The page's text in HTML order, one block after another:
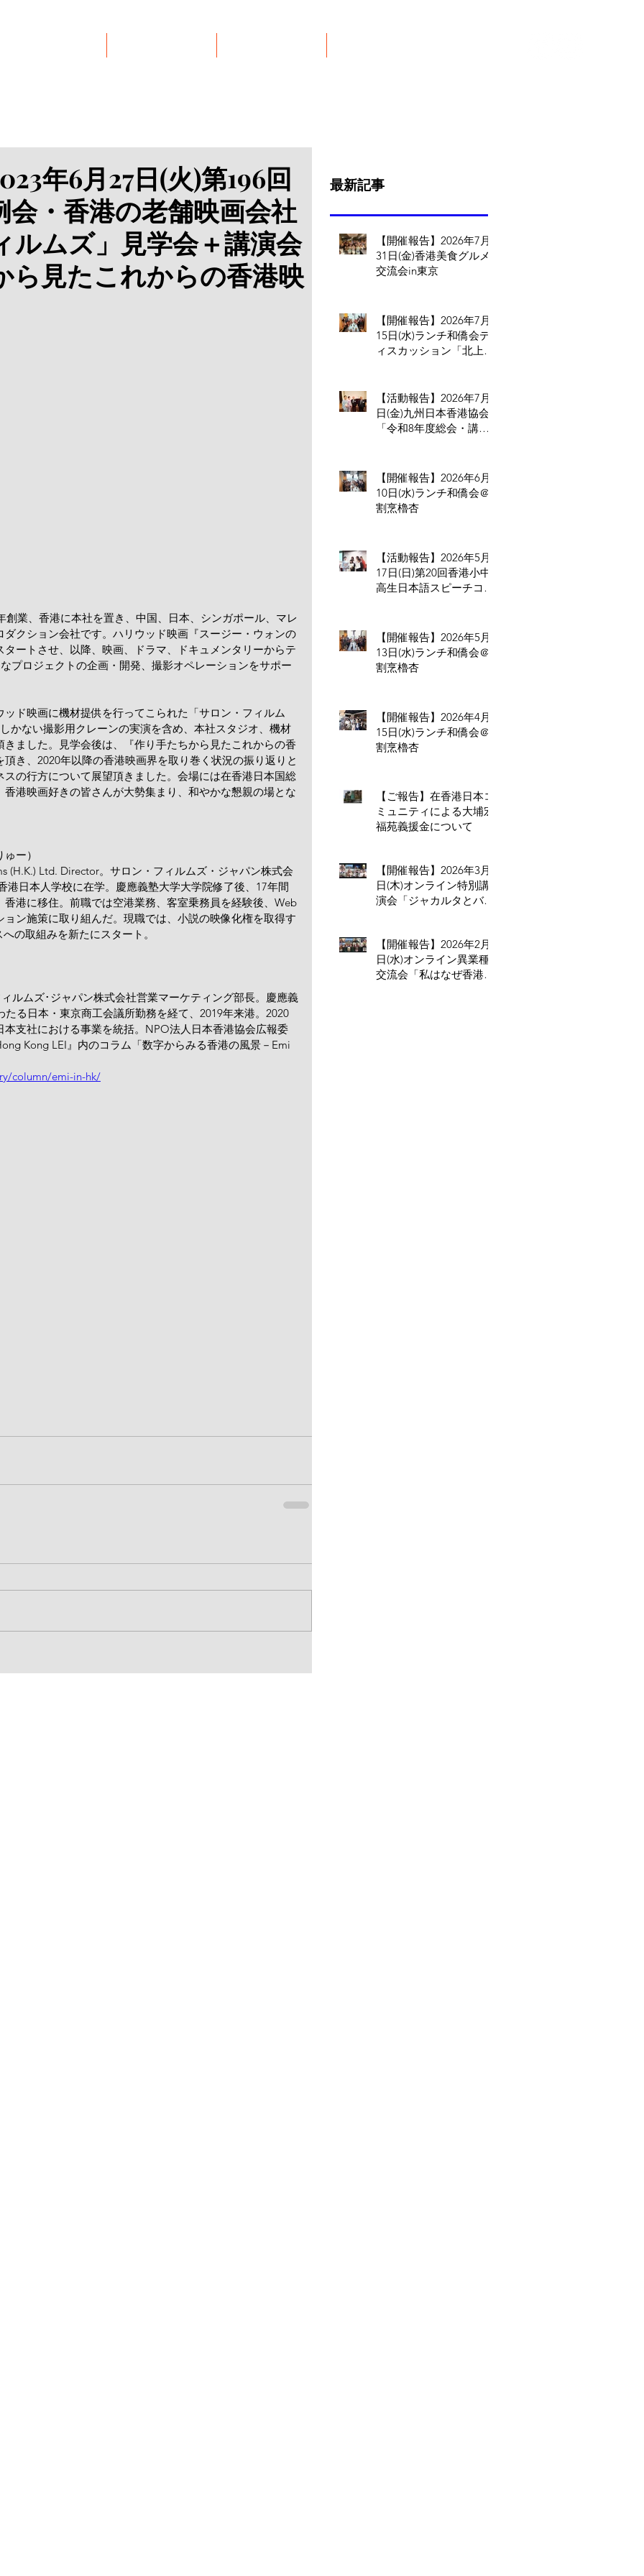
年6月27日(火)第196回
会・香港の老舗映画会社
ルムズ」見学会＋講演会
ら見たこれからの香港映
創業、香港に本社を置き、中国、日本、シンガポール、マレ
クション会社です。ハリウッド映画『スージー・ウォンの
ートさせ、以降、映画、ドラマ、ドキュメンタリーからテ
プロジェクトの企画・開発、撮影オペレーションをサポー
ド映画に機材提供を行ってこられた「サロン・フィルム
かない撮影用クレーンの実演を含め、本社スタジオ、機材
ました。見学会後は、『作り手たちから見たこれからの香
き、2020年以降の香港映画界を取り巻く状況の振り返りと
の行方について展望頂きました。会場には在香港日本国総
港映画好きの皆さんが大勢集まり、和やかな懇親の場とな
ー）
(H.K.) Ltd. Director。サロン・フィルムズ・ジャパン株式会
港日本人学校に在学。慶應義塾大学大学院修了後、17年間
港に移住。前職では空港業務、客室乗務員を経験後、Web
ン施策に取り組んだ。現職では、小説の映像化権を取得す
の取組みを新たにスタート。
ルムズ･ジャパン株式会社営業マーケティング部長。慶應義
る日本・東京商工会議所勤務を経て、2019年来港。2020
支社における事業を統括。NPO法人日本香港協会広報委
Kong LEI』内のコラム「数字からみる香港の風景－Emi
column/emi-in-hk/
最新記事
【開催報告】2026年7月
31日(金)香港美食グルメ
交流会in東京
【開催報告】2026年7月
15日(水)ランチ和僑会デ
ィスカッション「北上消
食業が考えるべきこと
【活動報告】2026年7月3
日(金)九州日本香港協会
「令和8年度総会・講演
【開催報告】2026年6月
10日(水)ランチ和僑会＠
割烹櫓杏
【活動報告】2026年5月
17日(日)第20回香港小中
高生日本語スピーチコン
【開催報告】2026年5月
13日(水)ランチ和僑会＠
割烹櫓杏
【開催報告】2026年4月
15日(水)ランチ和僑会＠
割烹櫓杏
【ご報告】在香港日本コ
ミュニティによる大埔宏
福苑義援金について
【開催報告】2026年3月5
日(木)オンライン特別講
演会「ジャカルタとバ
ル」
【開催報告】2026年2月4
日(水)オンライン異業種
交流会「私はなぜ香港に